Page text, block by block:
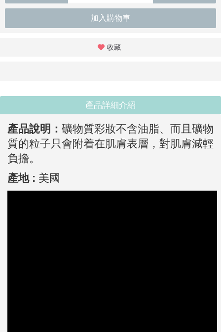
加入購物車
收藏
產品詳細介紹
產品說明： 礦物質彩妝不含油脂、而且礦物
質的粒子只會附着在肌膚表層，對肌膚減輕
負擔。
產地 : 美國